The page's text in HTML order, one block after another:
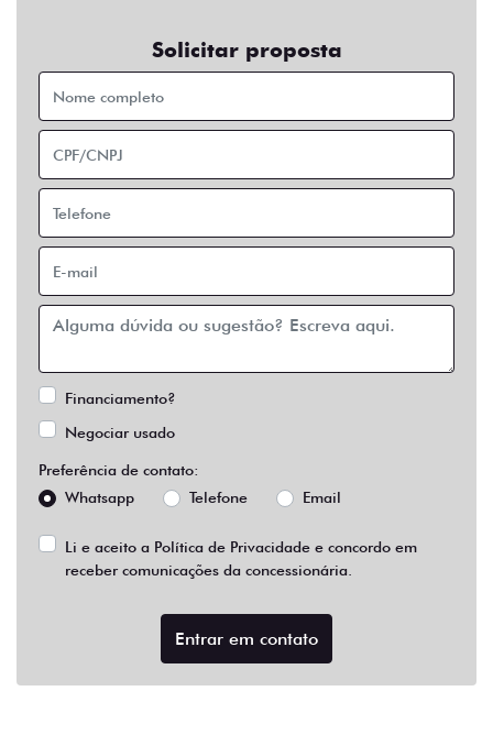
Solicitar proposta
Financiamento?
Negociar usado
Preferência de contato:
Whatsapp
Telefone Email
Li e aceito a Política de Privacidade e concordo em
receber comunicações da concessionária.
Entrar em contato